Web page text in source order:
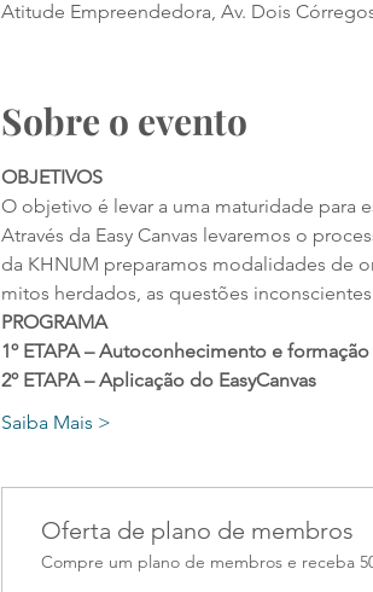
Atitude Empreendedora, Av. Dois
Sobre o evento
OBJETIVOS
O objetivo é levar a uma maturidade para
Através da Easy Canvas levaremos o
da KHNUM preparamos modalidades de
mitos herdados, as questões
PROGRAMA
1º ETAPA – Autoconhecimento e
2º ETAPA – Aplicação do EasyCanvas
Saiba Mais >
Oferta de plano de membros
Compre um plano de membros e receba